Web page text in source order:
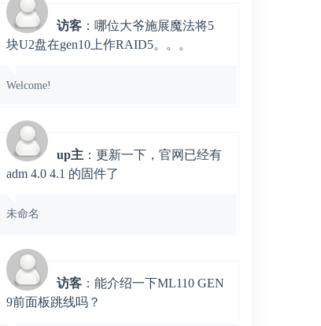
访客 ：哪位大爷施展魔法将5
块U2盘在gen10上作RAID5。。。
Welcome!
up主 ：更新一下，官网已经有
adm 4.0 4.1 的固件了
未命名
访客 ：能介绍一下ML110 GEN
9前面板跳线吗？